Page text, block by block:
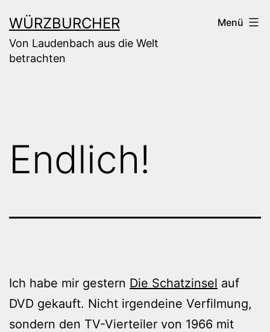
Inhalt
springen
WÜRZBURCHER
Von Laudenbach aus die Welt
betrachten
Menü
Endlich!
Ich habe mir gestern Die Schatzinsel auf
DVD gekauft. Nicht irgendeine Verfilmung,
sondern den TV-Vierteiler von 1966 mit